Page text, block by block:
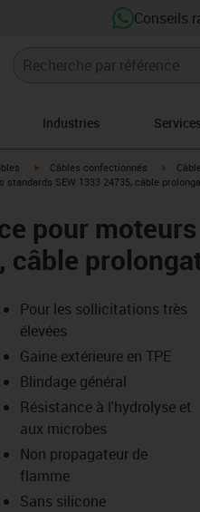
Conseils
Industries
igus-icon-arrow-right
Câbles confectionnés igus-
SEW 1333 24735, câble
pour
câble
icon-lupe
icon-lupe
Pour les sollicitations très
élevées
Gaine extérieure en TPE
Blindage général
Résistance à l'hydrolyse et
aux microbes
Non propagateur de
flamme
Sans silicone